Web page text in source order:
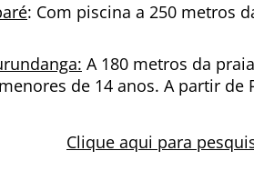
: Com piscina a 250 metros
A 180 metros da
de 14 anos. A partir de
Clique aqui para